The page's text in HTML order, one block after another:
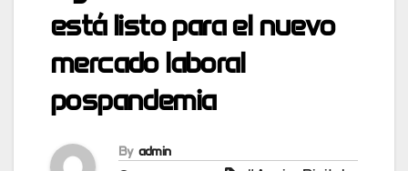
está listo para el nuevo
mercado laboral
pospandemia
By admin